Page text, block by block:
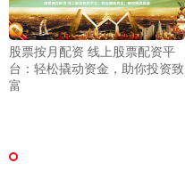
股票按月配资 线上股票配资平
台：轻松撬动资金，助你投资致
富